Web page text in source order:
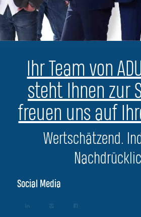
Ihr Team von
steht Ihnen zur
freuen uns auf
Wertschätzend.
Social Media